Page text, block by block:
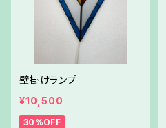
壁掛けランプ
¥10,500
30%OFF